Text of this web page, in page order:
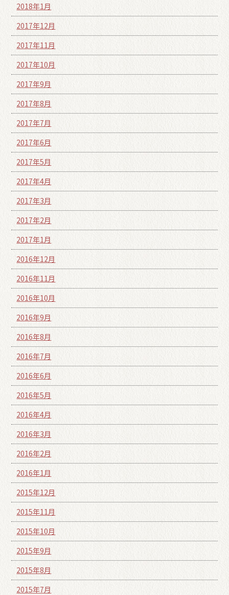
2018年1月
2017年12月
2017年11月
2017年10月
2017年9月
2017年8月
2017年7月
2017年6月
2017年5月
2017年4月
2017年3月
2017年2月
2017年1月
2016年12月
2016年11月
2016年10月
2016年9月
2016年8月
2016年7月
2016年6月
2016年5月
2016年4月
2016年3月
2016年2月
2016年1月
2015年12月
2015年11月
2015年10月
2015年9月
2015年8月
2015年7月